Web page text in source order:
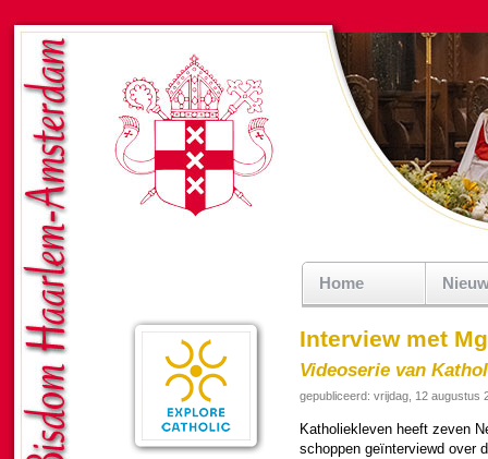
Home
Interview met
Videoserie van
gepubliceerd: vrijdag, 12 augustus
Katho­liek­le­ven heeft zeven
schop­pen geïnter­viewd over